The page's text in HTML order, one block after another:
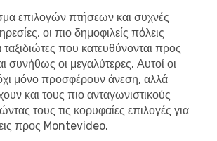
επιλογών πτήσεων και συχνές
οι πιο δημοφιλείς πόλεις
που κατευθύνονται προς
συνήθως οι μεγαλύτερες. Αυτοί οι
μόνο προσφέρουν άνεση, αλλά
και τους πιο ανταγωνιστικούς
τους τις κορυφαίες επιλογές για
προς Montevideo.